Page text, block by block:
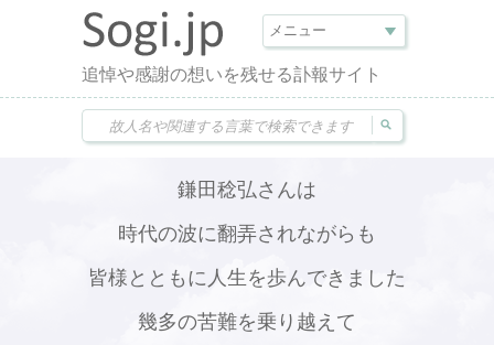
追悼や感謝の想いを残せる訃報サイト
鎌田稔弘さんは
時代の波に翻弄されながらも
皆様とともに人生を歩んできました
幾多の苦難を乗り越えて